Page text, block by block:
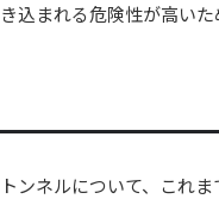
込まれる危険性が高いた
ンネルについて、これ